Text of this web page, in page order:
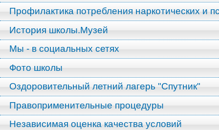
Профилактика потребления наркотических и
История школы.Музей
Мы - в социальных сетях
Фото школы
Оздоровительный летний лагерь "Спутник"
Правоприменительные процедуры
Независимая оценка качества условий